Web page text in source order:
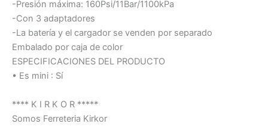
-Presión máxima: 160Psi/11Bar/1100kPa
-Con 3 adaptadores
-La batería y el cargador se venden por separado
Embalado por caja de color
ESPECIFICACIONES DEL PRODUCTO
• Es mini : Sí
**** K I R K O R *****
Somos Ferreteria Kirkor